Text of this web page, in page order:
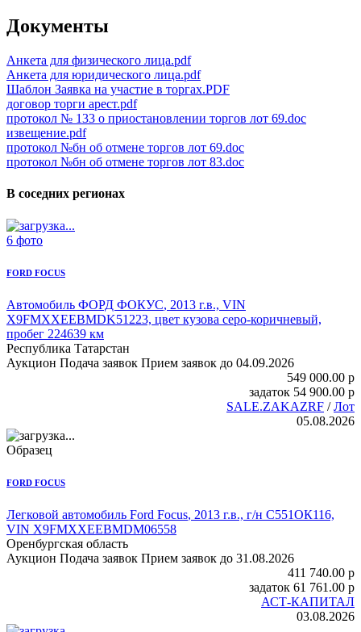
Документы
Анкета для физического лица.pdf
Анкета для юридического лица.pdf
Шаблон Заявка на участие в торгах.PDF
договор торги арест.pdf
протокол № 133 о приостановлении торгов лот 69.doc
извещение.pdf
протокол №бн об отмене торгов лот 69.doc
протокол №бн об отмене торгов лот 83.doc
В соседних регионах
6 фото
FORD FOCUS
Автомобиль ФОРД ФОКУС, 2013 г.в., VIN
X9FMXXEEBMDK51223, цвет кузова серо-коричневый,
пробег 224639 км
Республика Татарстан
Аукцион Подача заявок Прием заявок до 04.09.2026
549 000.00 p
задаток 54 900.00 p
SALE.ZAKAZRF /Лот
05.08.2026
Образец
FORD FOCUS
Легковой автомобиль Ford Focus, 2013 г.в., г/н С551ОК116,
VIN X9FMXXEEBMDM06558
Оренбургская область
Аукцион Подача заявок Прием заявок до 31.08.2026
411 740.00 p
задаток 61 761.00 p
АСТ-КАПИТАЛ
03.08.2026